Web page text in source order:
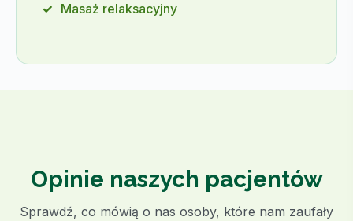
Masaż relaksacyjny
Opinie naszych pacjentów
Sprawdź, co mówią o nas osoby, które nam zaufały